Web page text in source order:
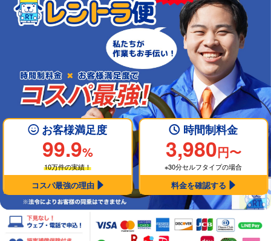
お客様満足度
99.9%
10万件の実績！
コスパ最強の理由
時間制料金
3,980円〜
※30分セルフタイプの場合
料金を確認する